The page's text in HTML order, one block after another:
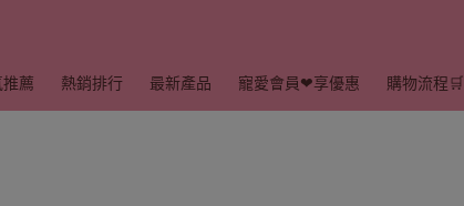
推薦 熱銷排行 最新產品 寵愛會員❤享優惠 購物流程🛒